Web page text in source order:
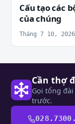
Cấu tạo các
của chúng
Tháng 7 10, 2026
Cần thợ
Gọi tổng
trước.